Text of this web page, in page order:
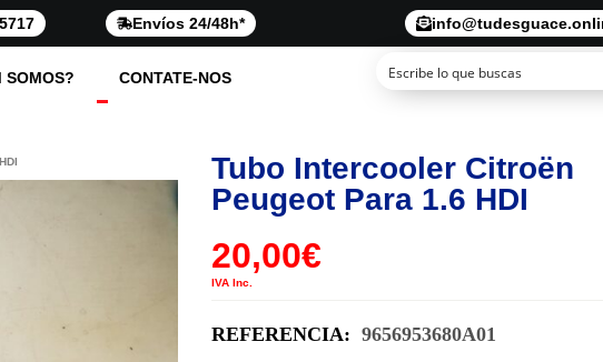
Envíos 24/48h*
SOMOS? CONTATE-NOS
Tubo Intercooler Citroën
Peugeot Para 1.6 HDI
20,00€
IVA Inc.
REFERENCIA: 9656953680A01